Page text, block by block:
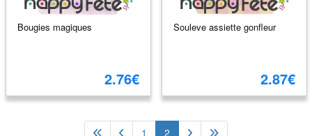
Bougies magiques
2.76€
Souleve assiette gonfleur
2.87€
1 2